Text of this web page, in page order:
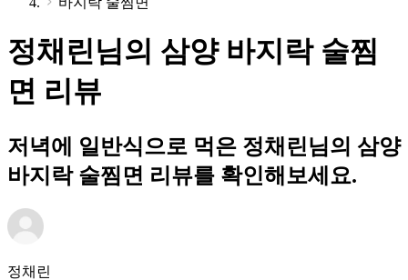
정채린님의 삼양 바지락 술찜
면 리뷰
저녁에 일반식으로 먹은 정채린님의 삼양
바지락 술찜면 리뷰를 확인해보세요.
정채린